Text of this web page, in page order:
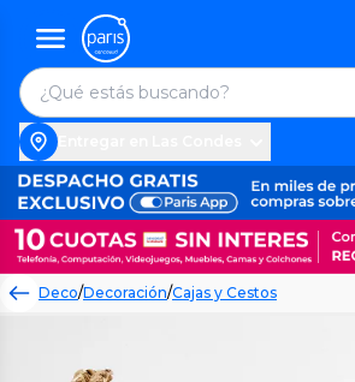
Deco/Decoración/Cajas y Cestos